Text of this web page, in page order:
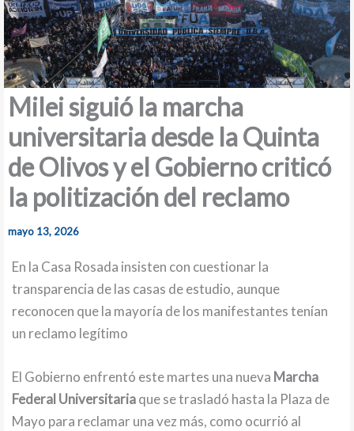
Milei siguió la marcha
universitaria desde la Quinta
de Olivos y el Gobierno criticó
la politización del reclamo
mayo 13, 2026
En la Casa Rosada insisten con cuestionar la
transparencia de las casas de estudio, aunque
reconocen que la mayoría de los manifestantes tenían
un reclamo legítimo
El Gobierno enfrentó este martes una nueva Marcha
Federal Universitariaque se trasladó hasta la Plaza de
Mayo para reclamar una vez más, como ocurrió al